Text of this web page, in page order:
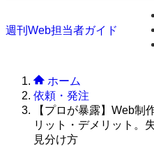
週刊Web担当者ガイド
ホーム
依頼・発注
【プロが暴露】Web制
リット・デメリット。
見分け方